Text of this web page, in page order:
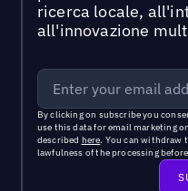
ricerca locale,
all'innovazione
By clicking on subscribe you
use this data for email marketing
described here. You can withdraw
lawfulness of the processing